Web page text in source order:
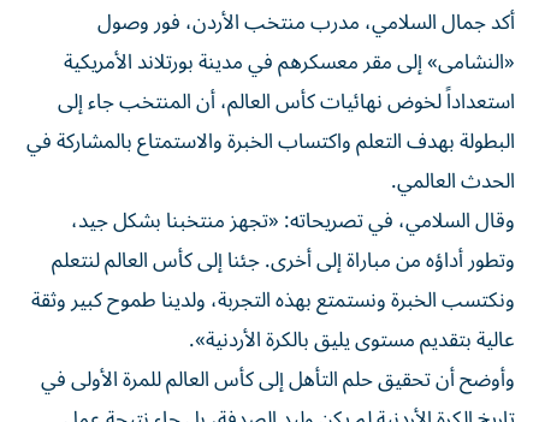
أكد جمال السلامي، مدرب منتخب الأردن، فور وصول
«النشامى» إلى مقر معسكرهم في مدينة بورتلاند الأمريكية
استعداداً لخوض نهائيات كأس العالم، أن المنتخب جاء إلى
البطولة بهدف التعلم واكتساب الخبرة والاستمتاع بالمشاركة في
الحدث العالمي.
وقال السلامي، في تصريحاته: «تجهز منتخبنا بشكل جيد،
وتطور أداؤه من مباراة إلى أخرى. جئنا إلى كأس العالم لنتعلم
ونكتسب الخبرة ونستمتع بهذه التجربة، ولدينا طموح كبير وثقة
عالية بتقديم مستوى يليق بالكرة الأردنية».
وأوضح أن تحقيق حلم التأهل إلى كأس العالم للمرة الأولى في